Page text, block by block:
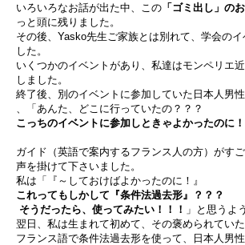
いろいろなお話が出た中、この 「ゴミ出し」の
っと頭に残りました。
その後、Yasko先生ご家族とは別れて、学会の
した。
いくつかのイベントがあり、私達はモンペリエ
しました。
終了後、別のイベントに参加していた日本人男
、「あんた、どこに行っていたの？？？
こっちのイベントに参加しときゃよかったのに！
ガイド（英語で案内するフランス人の方）がす
声を掛けて下さいました。
私は「『～しておけばよかったのに！』
これってもしかして『条件法過去形』？？？
そうだったら、使ってみたい！！！ 」と思うよ
翌日、私は生まれて初めて、その褒められてい
フランス語で条件法過去形を使って、日本人男